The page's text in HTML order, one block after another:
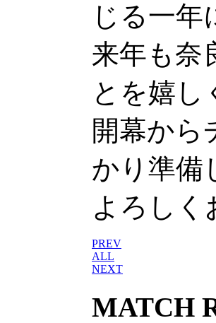
じる一年
来年も奈
とを嬉し
開幕から
かり準備
よろしく
PREV
ALL
NEXT
MATCH